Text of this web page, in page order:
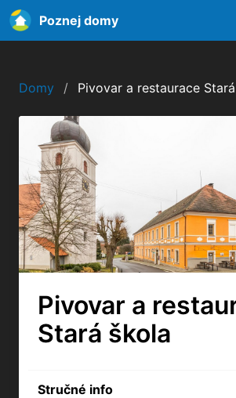
Poznej domy
Domy Pivovar a restaurace
Pivovar a
Stará škola
Stručné info